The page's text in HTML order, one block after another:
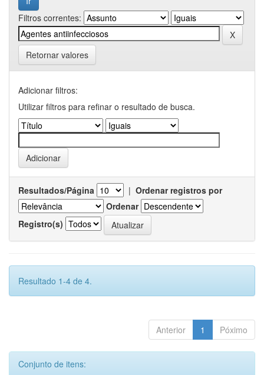
Filtros correntes:
Retornar valores
Adicionar filtros:
Utilizar filtros para refinar o resultado de busca.
Resultados/Página | Ordenar registros por
Ordenar
Registro(s)
Resultado 1-4 de 4.
Anterior 1 Póximo
Conjunto de itens: